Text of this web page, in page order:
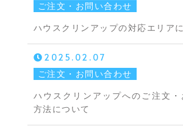
ご注文・お問い合わせ
ハウスクリンアップの対応エリア
2025.02.07
ご注文・お問い合わせ
ハウスクリンアップへのご注文
方法について